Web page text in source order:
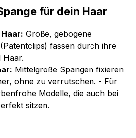
für dein Haar
Große, gebogene
fassen durch ihre
Haar.
Mittelgroße Spangen fixieren
ohne zu verrutschen. - Für
Modelle, die auch bei
sitzen.